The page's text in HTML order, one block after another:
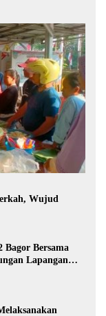
Wujud
Bagor Bersama
Lapangan